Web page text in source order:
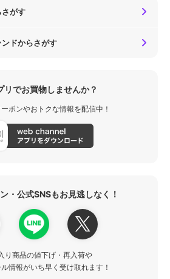
さがす
ドからさがす
リでお買物しませんか？
ポンやおトクな情報を配信中！
・公式SNSもお見逃しなく！
り商品の値下げ・再入荷や
情報がいち早く受け取れます！